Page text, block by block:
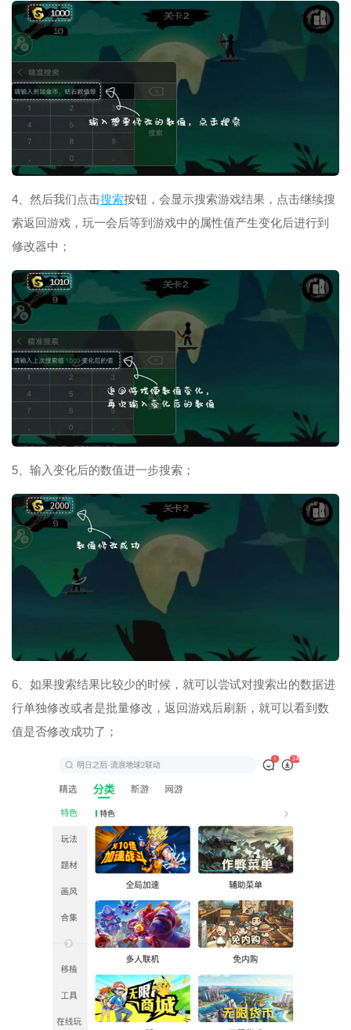
4、然后我们点击搜索按钮，会显示搜索游戏结果，点击继续搜
索返回游戏，玩一会后等到游戏中的属性值产生变化后进行到
修改器中；
5、输入变化后的数值进一步搜索；
6、如果搜索结果比较少的时候，就可以尝试对搜索出的数据进
行单独修改或者是批量修改，返回游戏后刷新，就可以看到数
值是否修改成功了；